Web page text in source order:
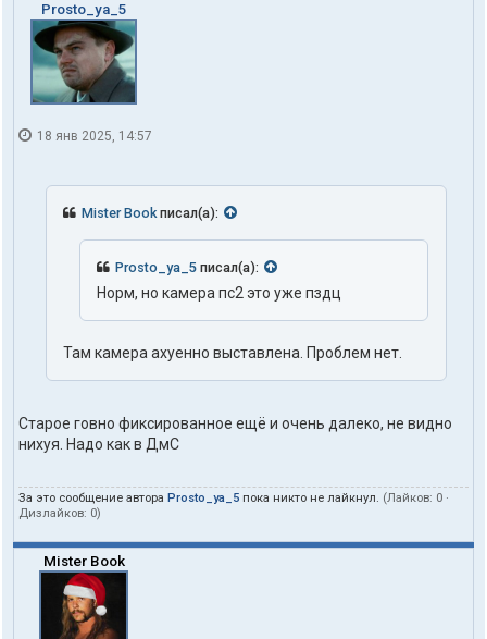
Prosto_ya_5
18 янв 2025, 14:57
Mister Book писал(а):
Prosto_ya_5 писал(а):
Норм, но камера пс2 это уже пздц
Там камера ахуенно выставлена. Проблем нет.
Старое говно фиксированное ещё и очень далеко, не видно
нихуя. Надо как в ДмС
За это сообщение автора Prosto_ya_5 пока никто не лайкнул. (Лайков: 0 ·
Дизлайков: 0)
Mister Book